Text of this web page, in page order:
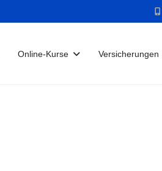
Online-Kurse Versicherungen